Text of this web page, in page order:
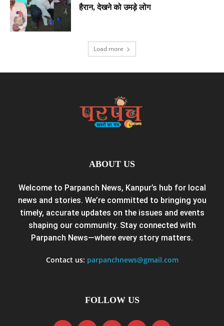
हैरान, देखने को उमड़े लोग
Load more
ABOUT US
Welcome to Parpanch News, Kanpur’s hub for local
news and stories. We’re committed to bringing you
timely, accurate updates on the issues and events
shaping our community. Stay connected with
Parpanch News—where every story matters.
Contact us: parpanchnews@gmail.com
FOLLOW US